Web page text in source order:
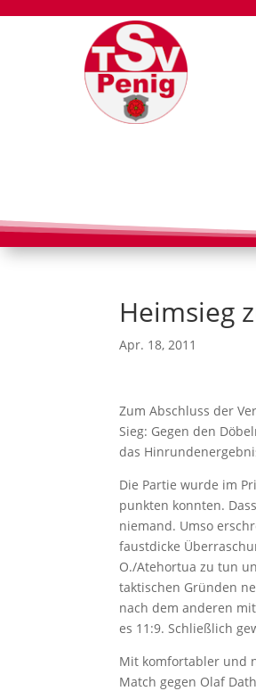
Heimsieg
Apr. 18, 2011
Zum Abschluss der
Sieg: Gegen den
das
Die Partie wurde im
punkten konnten.
niemand. Umso
faustdicke
O./Atehortua zu tun
taktischen Gründen
nach dem anderen
es 11:9. Schließlich
Mit komfortabler und
Match gegen Olaf